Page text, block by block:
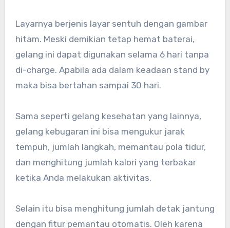
Layarnya berjenis layar sentuh dengan gambar
hitam. Meski demikian tetap hemat baterai,
gelang ini dapat digunakan selama 6 hari tanpa
di-charge. Apabila ada dalam keadaan stand by
maka bisa bertahan sampai 30 hari.
Sama seperti gelang kesehatan yang lainnya,
gelang kebugaran ini bisa mengukur jarak
tempuh, jumlah langkah, memantau pola tidur,
dan menghitung jumlah kalori yang terbakar
ketika Anda melakukan aktivitas.
Selain itu bisa menghitung jumlah detak jantung
dengan fitur pemantau otomatis. Oleh karena